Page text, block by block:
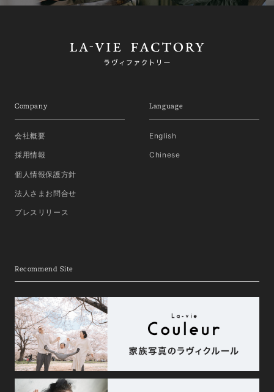
Company
会社概要
採用情報
個人情報保護方針
法人さまお問合せ
プレスリリース
Language
English
Chinese
Recommend Site